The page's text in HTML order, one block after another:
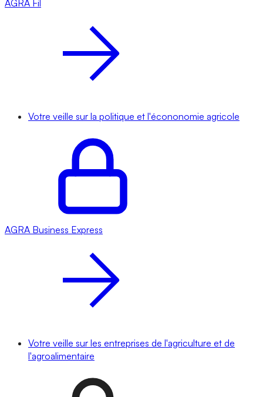
AGRA Fil
Votre veille sur la politique et l'écononomie agricole
AGRA Business Express
Votre veille sur les entreprises de l'agriculture et de
l'agroalimentaire